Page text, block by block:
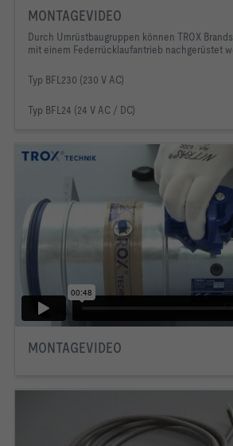
MONTAGEVIDEO
Durch Umrüstbaugruppen können TROX
mit einem Federrücklaufantrieb nachgerüstet
Typ BFL230 (230 V AC)
Typ BFL24 (24 V AC / DC)
MONTAGEVIDEO